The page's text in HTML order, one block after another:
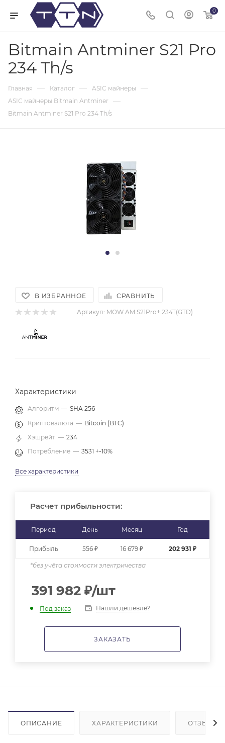
0
Bitmain Antminer S21 Pro
234 Th/s
Главная — Каталог — ASIC майнеры —
ASIC майнеры Bitmain Antminer —
Bitmain Antminer S21 Pro 234 Th/s
В ИЗБРАННОЕ СРАВНИТЬ
Артикул: MOW.AM.S21Pro+.234T(GTD)
Характеристики
Алгоритм — SHA 256
Криптовалюта — Bitcoin (BTC)
Хэшрейт — 234
Потребление — 3531 +-10%
Все характеристики
Расчет прибыльности:
Период День Месяц Год
Прибыль 556 ₽ 16 679 ₽ 202 931 ₽
*без учёта стоимости электричества
391 982 ₽/шт
Под заказ Нашли дешевле?
ЗАКАЗАТЬ
ОПИСАНИЕ ХАРАКТЕРИСТИКИ ОТЗЫВЫ